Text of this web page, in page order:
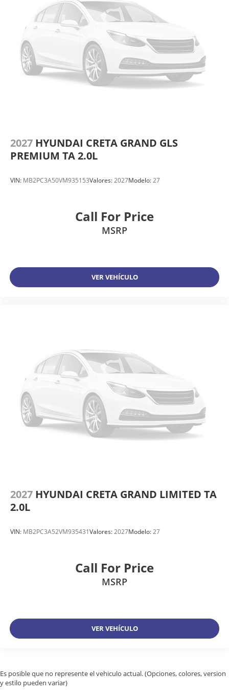
2027 HYUNDAI CRETA GRAND GLS
PREMIUM TA 2.0L
VIN: MB2PC3A50VM935153Valores:2027Modelo:27
Call For Price
MSRP
VER VEHÍCULO
2027 HYUNDAI CRETA GRAND LIMITED TA
2.0L
VIN: MB2PC3A52VM935431Valores:2027Modelo:27
Call For Price
MSRP
VER VEHÍCULO
Es posible que no represente el vehiculo actual. (Opciones, colores, version
y estilo pueden variar)